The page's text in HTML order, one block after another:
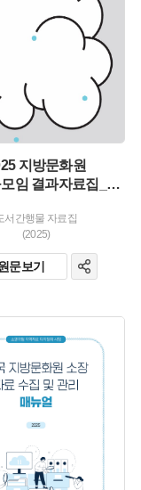
지방문화원
실무연구모임 결과자료집_목소리들, 지방문화원을 말하다
서간행물 자료집
(2025)
문보기